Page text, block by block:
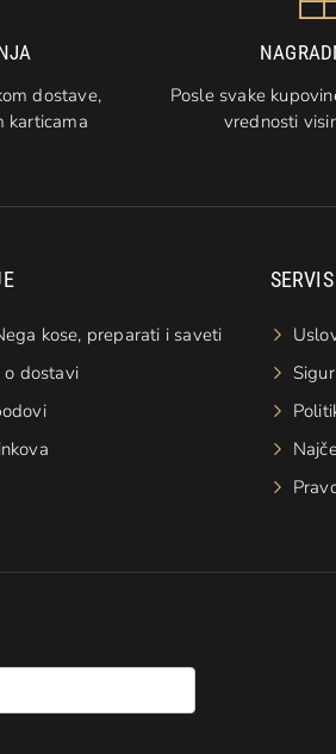
dostave,
karticama
Posle svake
vrednosti
kose, preparati i saveti
o dostavi
SERVIS